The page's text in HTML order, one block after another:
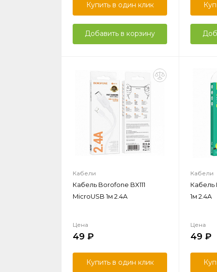
Купить в один клик
Добавить в корзину
Кабели
Кабель Borofone BX111
MicroUSB 1м 2.4A
Цена
49
Купить в один клик
Кабели
Кабель
1м 2.4A
Цена
49